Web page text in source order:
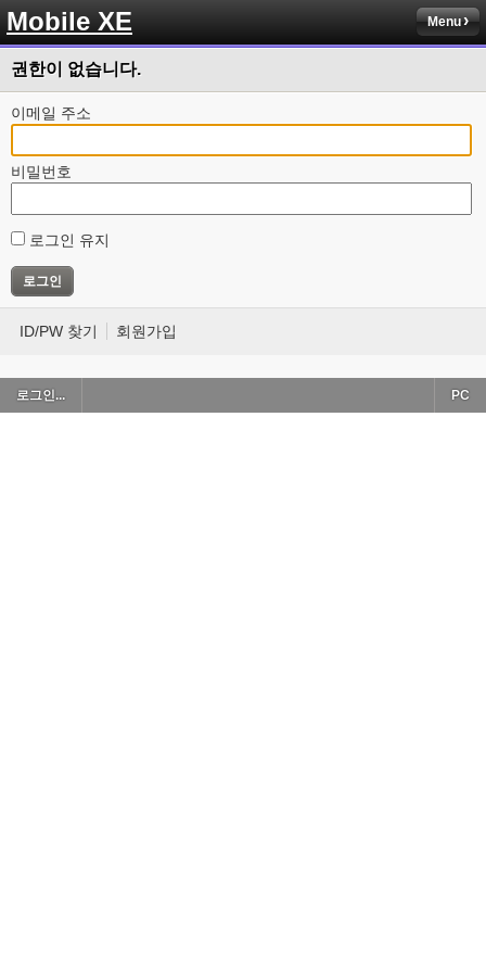
Mobile XE Menu
권한이 없습니다.
이메일 주소
비밀번호
로그인 유지
ID/PW 찾기 회원가입
로그인... PC